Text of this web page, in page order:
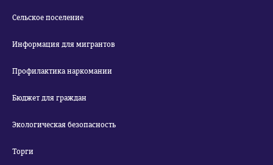
Сельское поселение
Информация для мигрантов
Профилактика наркомании
Бюджет для граждан
Экологическая безопасность
Торги